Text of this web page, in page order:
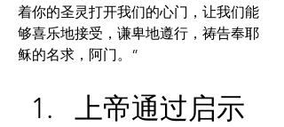
着你的圣灵打开我们的心门，让我们能
够喜乐地接受，谦卑地遵行，祷告奉耶
稣的名求，阿门。”
上帝通过启示